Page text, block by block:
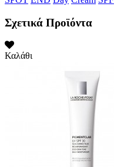
Σχετικά Προϊόντα
Καλάθι